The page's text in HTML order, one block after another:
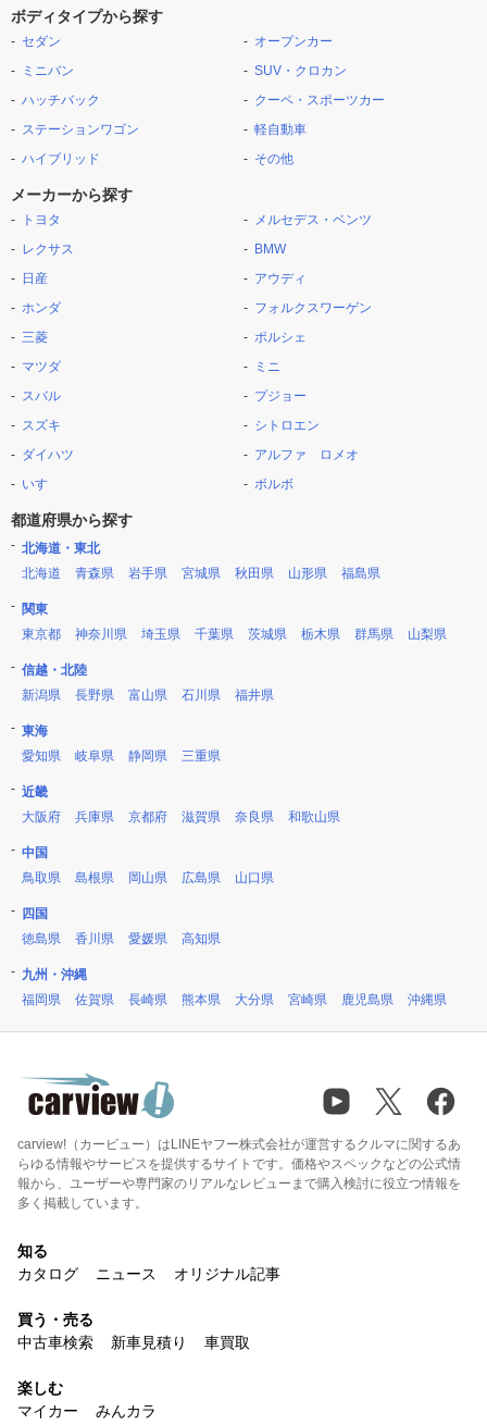
ボディタイプから探す
セダン
ミニバン
ハッチバック
ステーションワゴン
ハイブリッド
オープンカー
SUV・クロカン
クーペ・スポーツカー
軽自動車
その他
メーカーから探す
トヨタ
レクサス
日産
ホンダ
三菱
マツダ
スバル
スズキ
ダイハツ
いすゞ
メルセデス・ベンツ
BMW
アウディ
フォルクスワーゲン
ポルシェ
ミニ
プジョー
シトロエン
アルファ ロメオ
ボルボ
都道府県から探す
北海道・東北
北海道
青森県 岩手県 宮城県 秋田県 山形県 福島県
関東
東京都
神奈川県 埼玉県 千葉県 茨城県 栃木県 群馬県 山梨県
信越・北陸
新潟県
長野県 富山県 石川県 福井県
東海
愛知県
岐阜県 静岡県 三重県
近畿
大阪府
兵庫県 京都府 滋賀県 奈良県 和歌山県
中国
鳥取県
島根県 岡山県 広島県 山口県
四国
徳島県
香川県 愛媛県 高知県
九州・沖縄
福岡県
佐賀県 長崎県 熊本県 大分県 宮崎県 鹿児島県 沖縄県
carview!（カービュー）はLINEヤフー株式会社が運営するクルマに関するあ
らゆる情報やサービスを提供するサイトです。価格やスペックなどの公式情
報から、ユーザーや専門家のリアルなレビューまで購入検討に役立つ情報を
多く掲載しています。
知る
カタログ
ニュース オリジナル記事
買う・売る
中古車検索
新車見積り 車買取
楽しむ
マイカー
みんカラ